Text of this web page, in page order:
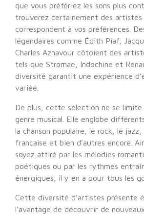
que vous préfériez les sons plus
trouverez certainement des artistes
correspondent à vos préférences.
légendaires comme Édith Piaf,
Charles Aznavour côtoient des
tels que Stromae, Indochine et
diversité garantit une expérience
variée.
De plus, cette sélection ne se limite
genre musical. Elle englobe
la chanson populaire, le rock, le
française et bien d’autres encore.
soyez attiré par les mélodies
poétiques ou par les rythmes
énergiques, il y en a pour tous les
Cette diversité d’artistes présente
l’avantage de découvrir de